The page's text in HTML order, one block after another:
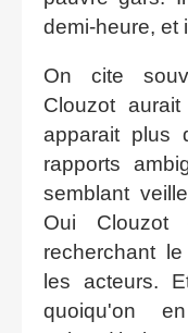
demi-heure, et
On cite
Clouzot
apparait plus
rapports
semblant
Oui Clouzot
recherchant
les acteurs.
quoiqu'on